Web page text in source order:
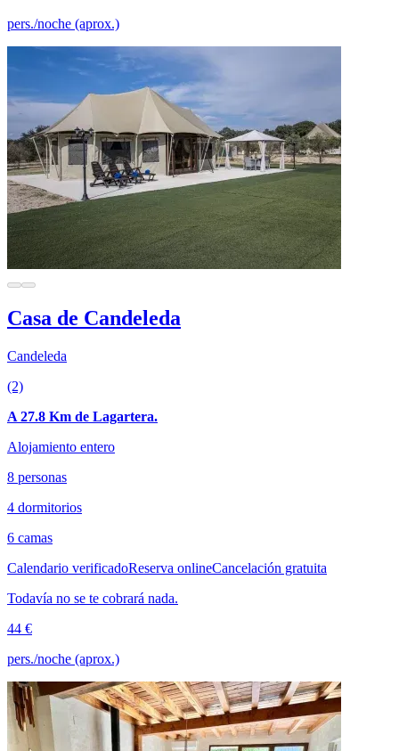
pers./noche (aprox.)
Casa de Candeleda
Candeleda
(2)
A 27.8 Km de Lagartera.
Alojamiento entero
8 personas
4 dormitorios
6 camas
Calendario verificadoReserva onlineCancelación gratuita
Todavía no se te cobrará nada.
44 €
pers./noche (aprox.)